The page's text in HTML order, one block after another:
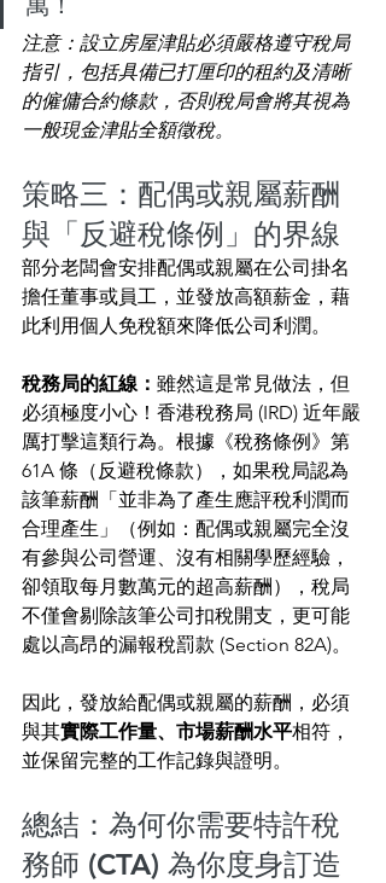
注意：設立房屋津貼必須嚴格遵守稅局
指引，包括具備已打厘印的租約及清晰
的僱傭合約條款，否則稅局會將其視為
一般現金津貼全額徵稅。
策略三：配偶或親屬薪酬
與「反避稅條例」的界線
部分老闆會安排配偶或親屬在公司掛名
擔任董事或員工，並發放高額薪金，藉
此利用個人免稅額來降低公司利潤。
稅務局的紅線： 雖然這是常見做法，但
必須極度小心！香港稅務局 (IRD) 近年嚴
厲打擊這類行為。根據《稅務條例》第
61A 條（反避稅條款），如果稅局認為
該筆薪酬「並非為了產生應評稅利潤而
合理產生」（例如：配偶或親屬完全沒
有參與公司營運、沒有相關學歷經驗，
卻領取每月數萬元的超高薪酬），稅局
不僅會剔除該筆公司扣稅開支，更可能
處以高昂的漏報稅罰款 (Section 82A)。
因此，發放給配偶或親屬的薪酬，必須
與其實際工作量、市場薪酬水平相符，
並保留完整的工作記錄與證明。
總結：為何你需要特許稅
務師 (CTA) 為你度身訂造